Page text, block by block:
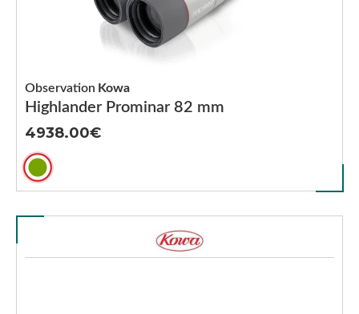
Highlander Prominar 82 mm
Observation Kowa
4938.00